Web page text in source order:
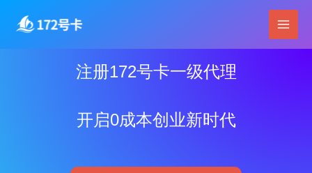
内
Main
注册172号卡一级代理
开启0成本创业新时代